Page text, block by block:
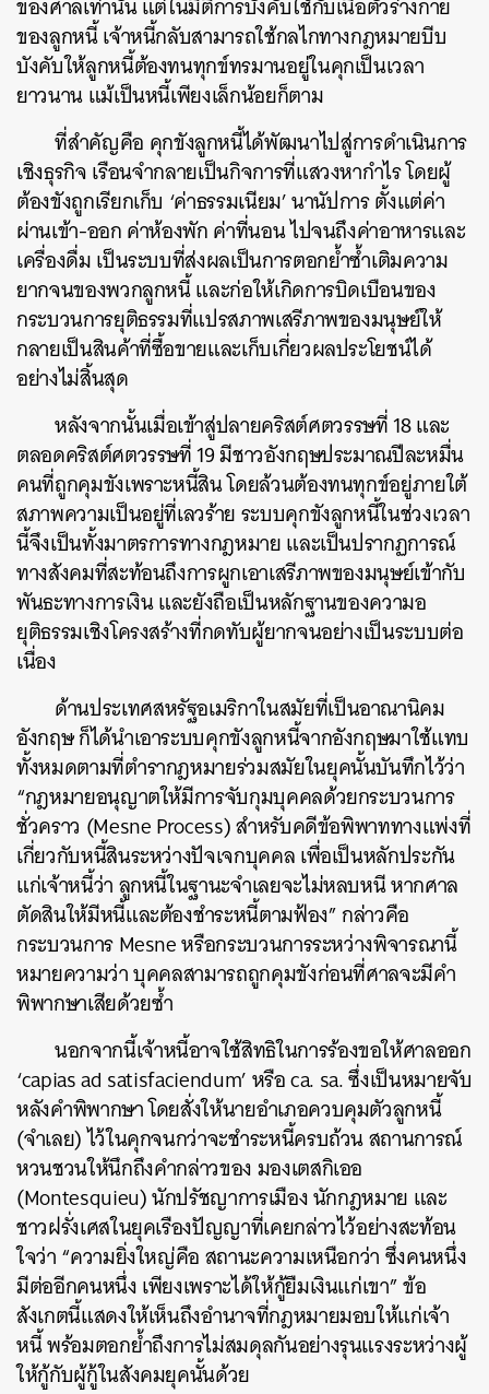
ของลูกหนี้ เจ้าหนี้กลับสามารถใช้กลไกทางกฎหมายบีบ
บังคับให้ลูกหนี้ต้องทนทุกข์ทรมานอยู่ในคุกเป็นเวลา
ยาวนาน แม้เป็นหนี้เพียงเล็กน้อยก็ตาม
ที่สำคัญคือ คุกขังลูกหนี้ได้พัฒนาไปสู่การดำเนินการ
เชิงธุรกิจ เรือนจำกลายเป็นกิจการที่แสวงหากำไร โดยผู้
ต้องขังถูกเรียกเก็บ ‘ค่าธรรมเนียม’ นานัปการ ตั้งแต่ค่า
ผ่านเข้า-ออก ค่าห้องพัก ค่าที่นอน ไปจนถึงค่าอาหารและ
เครื่องดื่ม เป็นระบบที่ส่งผลเป็นการตอกย้ำซ้ำเติมความ
ยากจนของพวกลูกหนี้ และก่อให้เกิดการบิดเบือนของ
กระบวนการยุติธรรมที่แปรสภาพเสรีภาพของมนุษย์ให้
กลายเป็นสินค้าที่ซื้อขายและเก็บเกี่ยวผลประโยชน์ได้
อย่างไม่สิ้นสุด
หลังจากนั้นเมื่อเข้าสู่ปลายคริสต์ศตวรรษที่ 18 และ
ตลอดคริสต์ศตวรรษที่ 19 มีชาวอังกฤษประมาณปีละหมื่น
คนที่ถูกคุมขังเพราะหนี้สิน โดยล้วนต้องทนทุกข์อยู่ภายใต้
สภาพความเป็นอยู่ที่เลวร้าย ระบบคุกขังลูกหนี้ในช่วงเวลา
นี้จึงเป็นทั้งมาตรการทางกฎหมาย และเป็นปรากฏการณ์
ทางสังคมที่สะท้อนถึงการผูกเอาเสรีภาพของมนุษย์เข้ากับ
พันธะทางการเงิน และยังถือเป็นหลักฐานของความอ
ยุติธรรมเชิงโครงสร้างที่กดทับผู้ยากจนอย่างเป็นระบบต่อ
เนื่อง
ด้านประเทศสหรัฐอเมริกาในสมัยที่เป็นอาณานิคม
อังกฤษ ก็ได้นำเอาระบบคุกขังลูกหนี้จากอังกฤษมาใช้แทบ
ทั้งหมดตามที่ตำรากฎหมายร่วมสมัยในยุคนั้นบันทึกไว้ว่า
“กฎหมายอนุญาตให้มีการจับกุมบุคคลด้วยกระบวนการ
ชั่วคราว (Mesne Process) สำหรับคดีข้อพิพาททางแพ่งที่
เกี่ยวกับหนี้สินระหว่างปัจเจกบุคคล เพื่อเป็นหลักประกัน
แก่เจ้าหนี้ว่า ลูกหนี้ในฐานะจำเลยจะไม่หลบหนี หากศาล
ตัดสินให้มีหนี้และต้องชำระหนี้ตามฟ้อง” กล่าวคือ
กระบวนการ Mesne หรือกระบวนการระหว่างพิจารณานี้
หมายความว่า บุคคลสามารถถูกคุมขังก่อนที่ศาลจะมีคำ
พิพากษาเสียด้วยซ้ำ
นอกจากนี้เจ้าหนี้อาจใช้สิทธิในการร้องขอให้ศาลออก
‘capias ad satisfaciendum’ หรือ ca. sa. ซึ่งเป็นหมายจับ
หลังคำพิพากษา โดยสั่งให้นายอำเภอควบคุมตัวลูกหนี้
(จำเลย) ไว้ในคุกจนกว่าจะชำระหนี้ครบถ้วน สถานการณ์
หวนชวนให้นึกถึงคำกล่าวของ มองเตสกิเออ
(Montesquieu) นักปรัชญาการเมือง นักกฎหมาย และ
ชาวฝรั่งเศสในยุคเรืองปัญญาที่เคยกล่าวไว้อย่างสะท้อน
ใจว่า “ความยิ่งใหญ่คือ สถานะความเหนือกว่า ซึ่งคนหนึ่ง
มีต่ออีกคนหนึ่ง เพียงเพราะได้ให้กู้ยืมเงินแก่เขา” ข้อ
สังเกตนี้แสดงให้เห็นถึงอำนาจที่กฎหมายมอบให้แก่เจ้า
หนี้ พร้อมตอกย้ำถึงการไม่สมดุลกันอย่างรุนแรงระหว่างผู้
ให้กู้กับผู้กู้ในสังคมยุคนั้นด้วย